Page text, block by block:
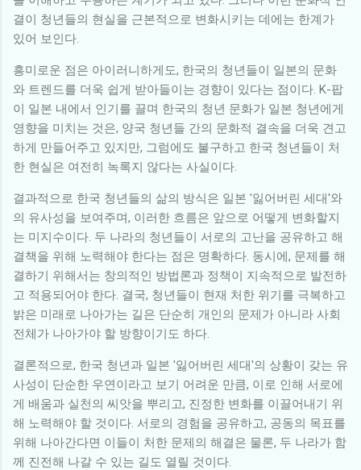
결이 청년들의 현실을 근본적으로 변화시키는 데에는 한계가
있어 보인다.
흥미로운 점은 아이러니하게도, 한국의 청년들이 일본의 문화
와 트렌드를 더욱 쉽게 받아들이는 경향이 있다는 점이다. K-팝
이 일본 내에서 인기를 끌며 한국의 청년 문화가 일본 청년에게
영향을 미치는 것은, 양국 청년들 간의 문화적 결속을 더욱 견고
하게 만들어주고 있지만, 그럼에도 불구하고 한국 청년들이 처
한 현실은 여전히 녹록지 않다는 사실이다.
결과적으로 한국 청년들의 삶의 방식은 일본 '잃어버린 세대'와
의 유사성을 보여주며, 이러한 흐름은 앞으로 어떻게 변화할지
는 미지수이다. 두 나라의 청년들이 서로의 고난을 공유하고 해
결책을 위해 노력해야 한다는 점은 명확하다. 동시에, 문제를 해
결하기 위해서는 창의적인 방법론과 정책이 지속적으로 발전하
고 적용되어야 한다. 결국, 청년들이 현재 처한 위기를 극복하고
밝은 미래로 나아가는 길은 단순히 개인의 문제가 아니라 사회
전체가 나아가야 할 방향이기도 하다.
결론적으로, 한국 청년과 일본 '잃어버린 세대'의 상황이 갖는 유
사성이 단순한 우연이라고 보기 어려운 만큼, 이로 인해 서로에
게 배움과 실천의 씨앗을 뿌리고, 진정한 변화를 이끌어내기 위
해 노력해야 할 것이다. 서로의 경험을 공유하고, 공동의 목표를
위해 나아간다면 이들이 처한 문제의 해결은 물론, 두 나라가 함
께 진전해 나갈 수 있는 길도 열릴 것이다.